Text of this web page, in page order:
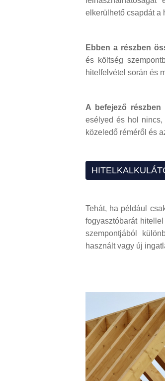
elkerülhető csapdát a
Ebben a részben
és költség
hitelfelvétel során és
A befejező részben
esélyed és hol
közeledő réméről és
Tehát, ha például
fogyasztóbarát
szempontjából
használt vagy új